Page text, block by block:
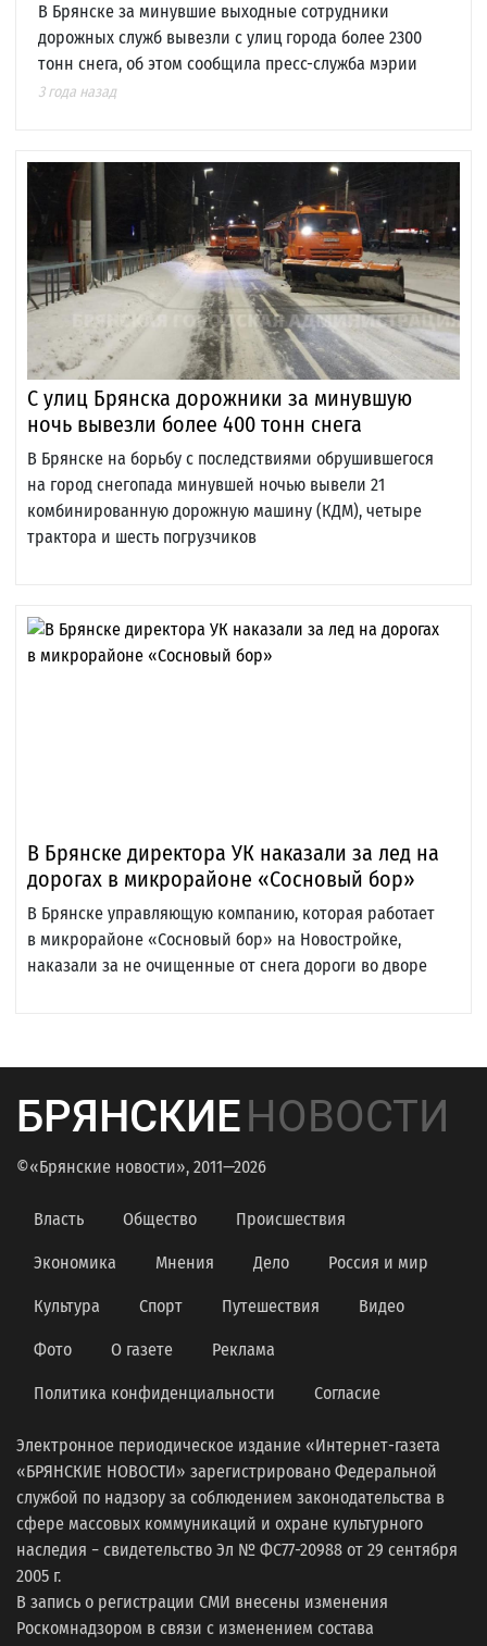
В Брянске за минувшие выходные сотрудники
дорожных служб вывезли с улиц города более 2300
тонн снега, об этом сообщила пресс-служба мэрии
3 года назад
С улиц Брянска дорожники за минувшую
ночь вывезли более 400 тонн снега
В Брянске на борьбу с последствиями обрушившегося
на город снегопада минувшей ночью вывели 21
комбинированную дорожную машину (КДМ), четыре
трактора и шесть погрузчиков
В Брянске директора УК наказали за лед на
дорогах в микрорайоне «Сосновый бор»
В Брянске управляющую компанию, которая работает
в микрорайоне «Сосновый бор» на Новостройке,
наказали за не очищенные от снега дороги во дворе
БРЯНСКИЕНОВОСТИ
©«Брянские новости», 2011—2026
Власть Общество Происшествия
Экономика Мнения Дело Россия и мир
Культура Спорт Путешествия Видео
Фото О газете Реклама
Политика конфиденциальности Согласие
Электронное периодическое издание «Интернет-газета
«БРЯНСКИЕ НОВОСТИ» зарегистрировано Федеральной
службой по надзору за соблюдением законодательства в
сфере массовых коммуникаций и охране культурного
наследия − свидетельство Эл № ФС77-20988 от 29 сентября
2005 г.
В запись о регистрации СМИ внесены изменения
Роскомнадзором в связи с изменением состава